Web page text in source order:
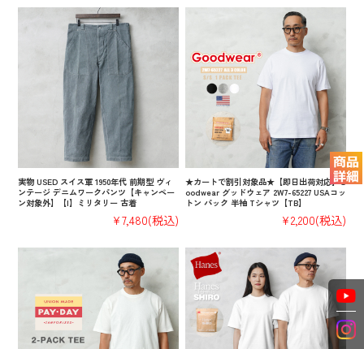
実物 USED スイス軍 1950年代 前期型 ヴィ
ンテージ デニムワークパンツ【キャンペー
ン対象外】【I】ミリタリー 古着
¥7,480(税込)
★カートで割引対象品★【即日出荷対応】G
oodwear グッドウェア 2W7-65227 USAコッ
トン パック 半袖 Tシャツ【TB】
¥2,200(税込)